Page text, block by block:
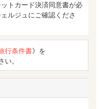
トカード決済同意書が必
ルジュにご確認くださ
行条件書》を
い。